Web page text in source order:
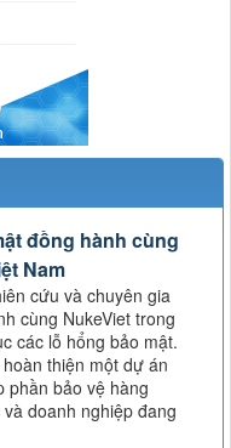
đồng hành cùng
Nam
cứu và chuyên gia
cùng NukeViet trong
các lỗ hổng bảo mật.
thiện một dự án
phần bảo vệ hàng
doanh nghiệp đang